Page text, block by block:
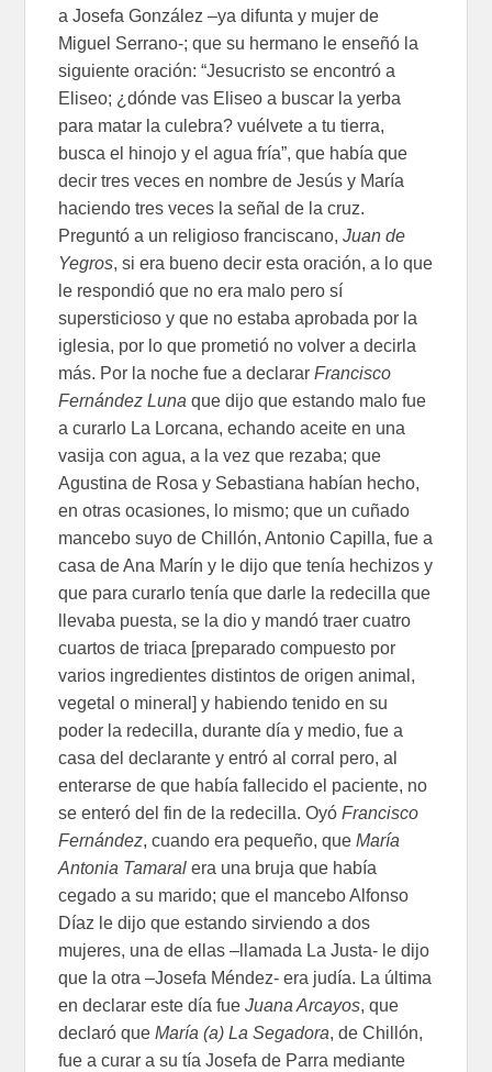
a Josefa González –ya difunta y mujer de
Miguel Serrano-; que su hermano le enseñó la
siguiente oración: “Jesucristo se encontró a
Eliseo; ¿dónde vas Eliseo a buscar la yerba
para matar la culebra? vuélvete a tu tierra,
busca el hinojo y el agua fría”, que había que
decir tres veces en nombre de Jesús y María
haciendo tres veces la señal de la cruz.
Preguntó a un religioso franciscano,Juan de
Yegros, si era bueno decir esta oración, a lo que
le respondió que no era malo pero sí
supersticioso y que no estaba aprobada por la
iglesia, por lo que prometió no volver a decirla
más. Por la noche fue a declararFrancisco
Fernández Luna que dijo que estando malo fue
a curarlo La Lorcana, echando aceite en una
vasija con agua, a la vez que rezaba; que
Agustina de Rosa y Sebastiana habían hecho,
en otras ocasiones, lo mismo; que un cuñado
mancebo suyo de Chillón, Antonio Capilla, fue a
casa de Ana Marín y le dijo que tenía hechizos y
que para curarlo tenía que darle la redecilla que
llevaba puesta, se la dio y mandó traer cuatro
cuartos de triaca [preparado compuesto por
varios ingredientes distintos de origen animal,
vegetal o mineral] y habiendo tenido en su
poder la redecilla, durante día y medio, fue a
casa del declarante y entró al corral pero, al
enterarse de que había fallecido el paciente, no
se enteró del fin de la redecilla. OyóFrancisco
Fernández, cuando era pequeño, queMaría
Antonia Tamaral era una bruja que había
cegado a su marido; que el mancebo Alfonso
Díaz le dijo que estando sirviendo a dos
mujeres, una de ellas –llamada La Justa- le dijo
que la otra –Josefa Méndez- era judía. La última
en declarar este día fueJuana Arcayos, que
declaró queMaría (a) La Segadora, de Chillón,
fue a curar a su tía Josefa de Parra mediante